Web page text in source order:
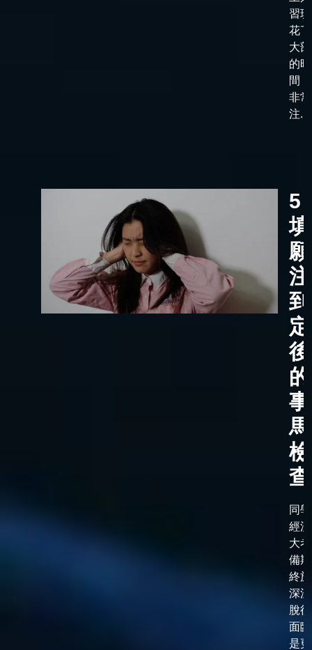
習
花
大
的時
間
非
注...
5
的
檢
同
經
大
備
終
深
脫
面
是